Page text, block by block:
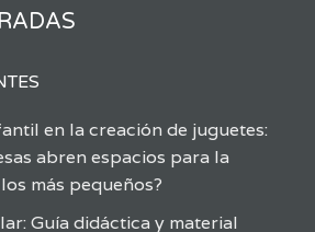
en la creación de juguetes:
abren espacios para la
más pequeños?
Guía didáctica y material